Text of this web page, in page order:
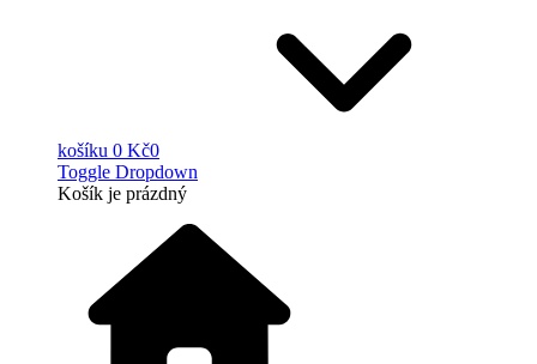
košíku 0 Kč0
Toggle Dropdown
Košík je prázdný